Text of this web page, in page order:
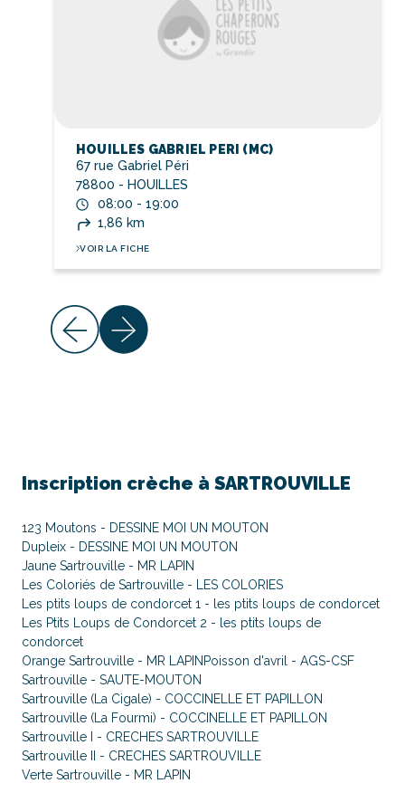
HOUILLES GABRIEL PERI (MC)
67 rue Gabriel Péri
78800 - HOUILLES
08:00 - 19:00
1,86 km
VOIR LA FICHE
Inscription crèche à SARTROUVILLE
123 Moutons - DESSINE MOI UN MOUTON
Dupleix - DESSINE MOI UN MOUTON
Jaune Sartrouville - MR LAPIN
Les Coloriés de Sartrouville - LES COLORIES
Les ptits loups de condorcet 1 - les ptits loups de condorcet
Les Ptits Loups de Condorcet 2 - les ptits loups de
condorcet
Orange Sartrouville - MR LAPIN Poisson d'avril - AGS-CSF
Sartrouville - SAUTE-MOUTON
Sartrouville (La Cigale) - COCCINELLE ET PAPILLON
Sartrouville (La Fourmi) - COCCINELLE ET PAPILLON
Sartrouville I - CRECHES SARTROUVILLE
Sartrouville II - CRECHES SARTROUVILLE
Verte Sartrouville - MR LAPIN